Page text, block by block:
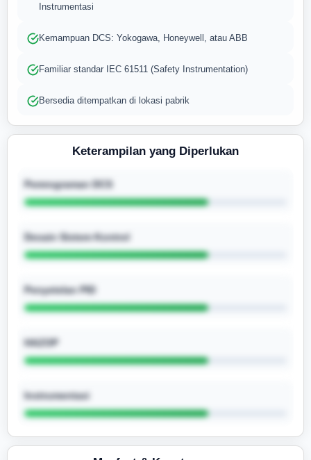
Instrumentasi
Kemampuan DCS: Yokogawa, Honeywell, atau ABB
Familiar standar IEC 61511 (Safety Instrumentation)
Bersedia ditempatkan di lokasi pabrik
Keterampilan yang Diperlukan
Pemrograman DCS
Desain Sistem Kontrol
Penyetelan PID
HAZOP
Instrumentasi